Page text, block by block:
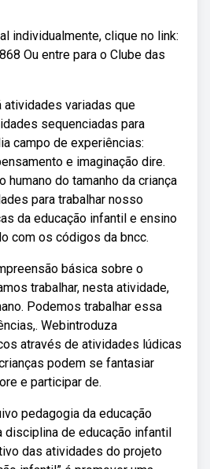
individualmente, clique no link:
Ou entre para o Clube das
atividades variadas que
sequenciadas para
campo de experiências:
e imaginação dire.
humano do tamanho da criança
para trabalhar nosso
da educação infantil e ensino
com os códigos da bncc.
básica sobre o
trabalhar, nesta atividade,
Podemos trabalhar essa
Webintroduza
através de atividades lúdicas
podem se fantasiar
e participar de.
pedagogia da educação
disciplina de educação infantil
das atividades do projeto